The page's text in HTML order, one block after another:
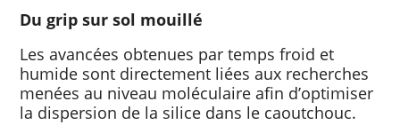
Du grip sur sol mouillé
Les avancées obtenues par temps froid et
humide sont directement liées aux recherches
menées au niveau moléculaire afin d’optimiser
la dispersion de la silice dans le caoutchouc.